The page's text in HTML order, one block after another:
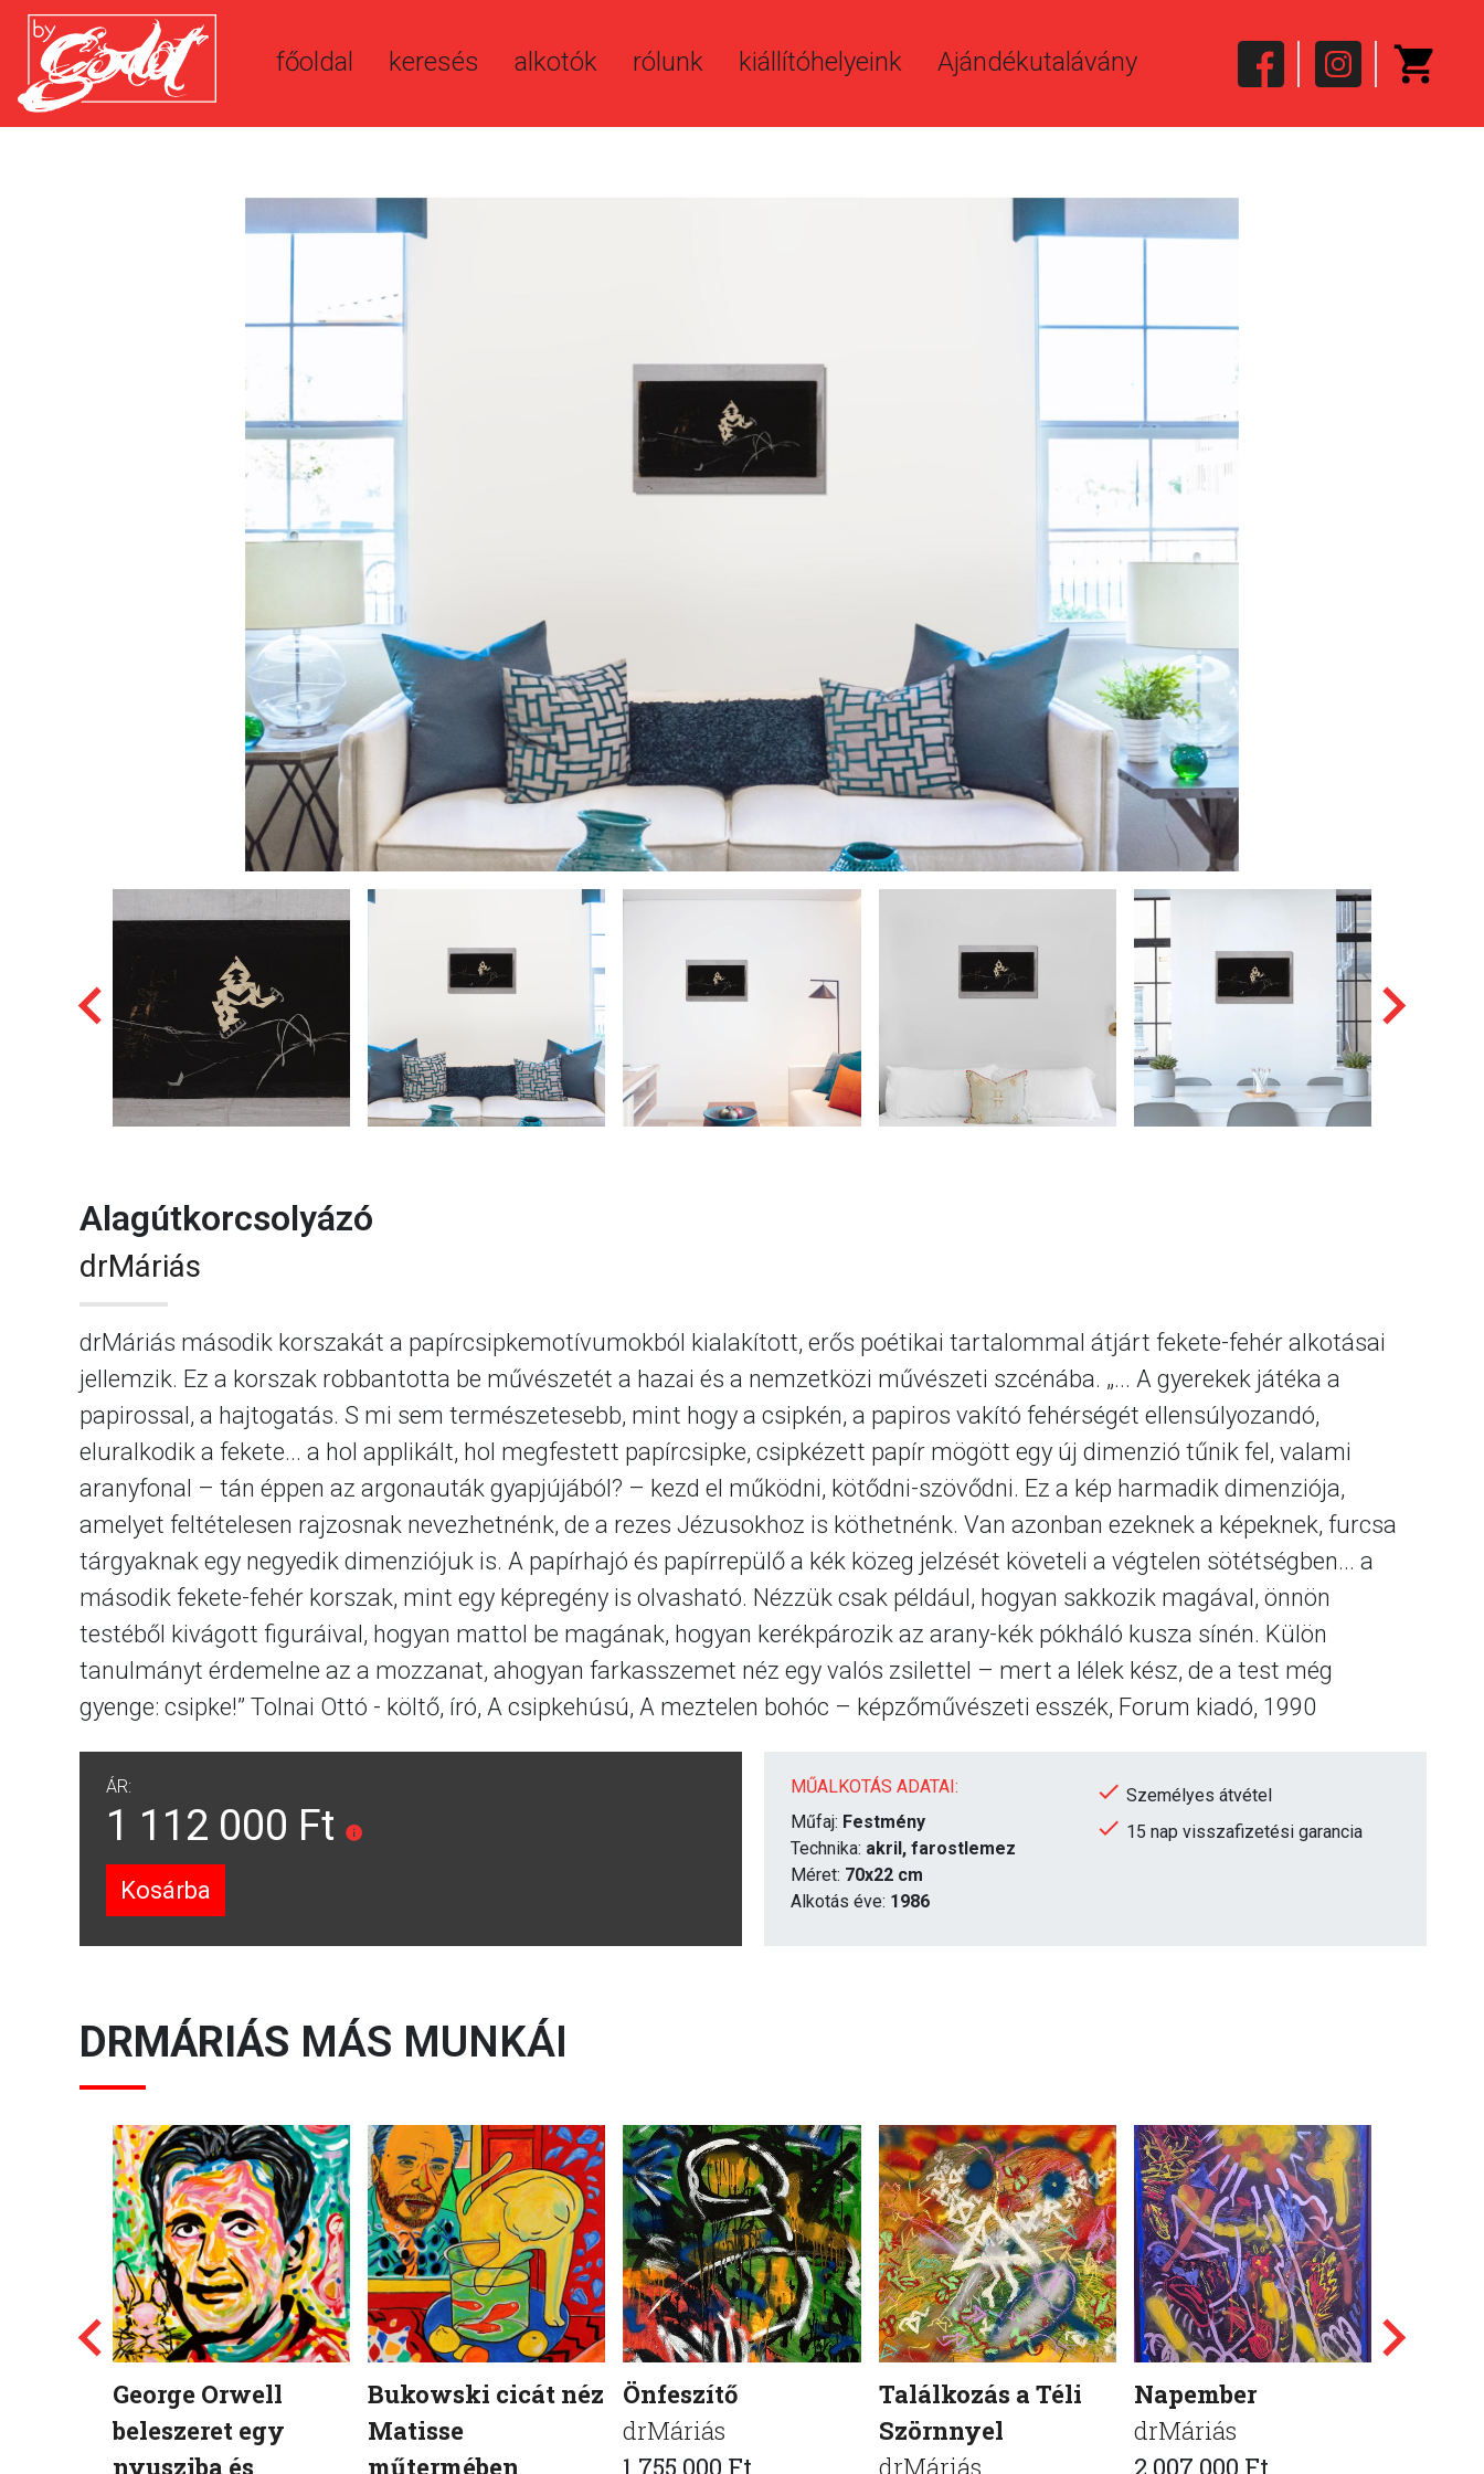
főoldal keresés alkotók rólunk kiállítóhelyeink Ajándékutalávány
Alagútkorcsolyázó
drMáriás
drMáriás második korszakát a papírcsipkemotívumokból kialakított, erős poétikai tartalommal átjárt fekete-fehér alkotásai
jellemzik. Ez a korszak robbantotta be művészetét a hazai és a nemzetközi művészeti szcénába. „... A gyerekek játéka a
papirossal, a hajtogatás. S mi sem természetesebb, mint hogy a csipkén, a papiros vakító fehérségét ellensúlyozandó,
eluralkodik a fekete... a hol applikált, hol megfestett papírcsipke, csipkézett papír mögött egy új dimenzió tűnik fel, valami
aranyfonal – tán éppen az argonauták gyapjújából? – kezd el működni, kötődni-szövődni. Ez a kép harmadik dimenziója,
amelyet feltételesen rajzosnak nevezhetnénk, de a rezes Jézusokhoz is köthetnénk. Van azonban ezeknek a képeknek, furcsa
tárgyaknak egy negyedik dimenziójuk is. A papírhajó és papírrepülő a kék közeg jelzését követeli a végtelen sötétségben... a
második fekete-fehér korszak, mint egy képregény is olvasható. Nézzük csak például, hogyan sakkozik magával, önnön
testéből kivágott figuráival, hogyan mattol be magának, hogyan kerékpározik az arany-kék pókháló kusza sínén. Külön
tanulmányt érdemelne az a mozzanat, ahogyan farkasszemet néz egy valós zsilettel – mert a lélek kész, de a test még
gyenge: csipke!” Tolnai Ottó - költő, író, A csipkehúsú, A meztelen bohóc – képzőművészeti esszék, Forum kiadó, 1990
ÁR:
1 112 000 Ft
Kosárba
MŰALKOTÁS ADATAI:
Műfaj: Festmény
Technika: akril, farostlemez
Méret: 70x22 cm
Alkotás éve: 1986
Személyes átvétel
15 nap visszafizetési garancia
DRMÁRIÁS MÁS MUNKÁI
George Orwell
beleszeret egy
nyusziba és
Bukowski cicát néz
Matisse
műtermében
Önfeszítő
drMáriás
1 755 000 Ft
Találkozás a Téli
Szörnnyel
drMáriás
Napember
drMáriás
2 007 000 Ft